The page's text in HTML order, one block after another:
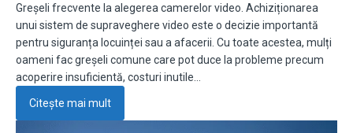
Greșeli frecvente la alegerea camerelor video. Achiziționarea
unui sistem de supraveghere video este o decizie importantă
pentru siguranța locuinței sau a afacerii. Cu toate acestea, mulți
oameni fac greșeli comune care pot duce la probleme precum
acoperire insuficientă, costuri inutile…
Citește mai mult